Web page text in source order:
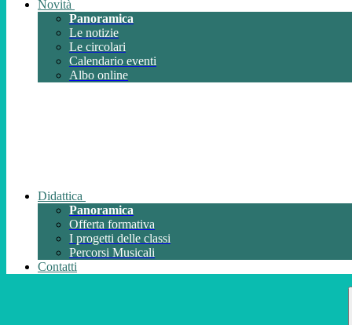
Novità
Panoramica
Le notizie
Le circolari
Calendario eventi
Albo online
Didattica
Panoramica
Offerta formativa
I progetti delle classi
Percorsi Musicali
Contatti